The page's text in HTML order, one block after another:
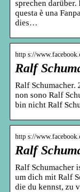
sprechen
questa è una
dies…
http s://
Ralf
Ralf Schumacher.
non sono Ralf
bin nicht Ralf
http s://
Ralf
Ralf Schumacher
um dich mit Ralf
die du kennst, zu